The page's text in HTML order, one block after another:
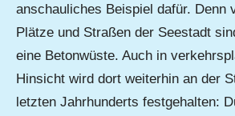
anschauliches Beispiel dafür. Denn
Plätze und Straßen der Seestadt
eine Betonwüste. Auch in
Hinsicht wird dort weiterhin an der
letzten Jahrhunderts festgehalten: